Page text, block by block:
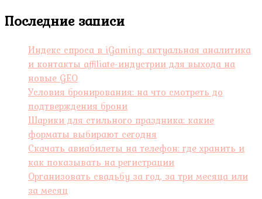
Последние записи
Индекс спроса в iGaming: актуальная аналитика
и контакты affiliate-индустрии для выхода на
новые GEO
Условия бронирования: на что смотреть до
подтверждения брони
Шарики для стильного праздника: какие
форматы выбирают сегодня
Скачать авиабилеты на телефон: где хранить и
как показывать на регистрации
Организовать свадьбу за год, за три месяца или
за месяц